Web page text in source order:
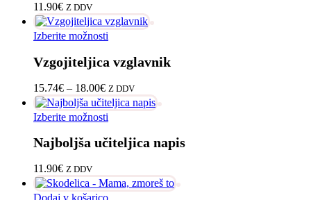
11.90€ Z DDV
Izberite možnosti
ima
različic.
Možnosti
lahko
izberete
na
strani
Vzgojiteljica vzglavnik
15.74€ – 18.00€Cenovni
razpon:
od
15.74€
do
18.00€
Z DDV
Izberite možnosti
ima
Možnosti
lahko
Najboljša učiteljica napis
11.90€ Z DDV
Dodaj v košarico